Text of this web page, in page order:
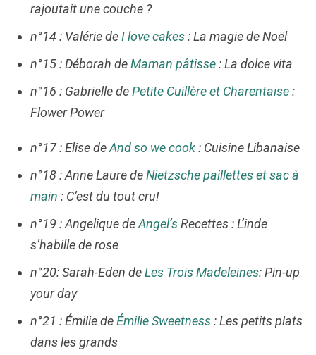
rajoutait une couche ?
n°14 : Valérie de I love cakes: La magie de Noël
n°15 : Déborah deMaman pâtisse: La dolce vita
n°16 : Gabrielle dePetite Cuillère et Charentaise:
Flower Power
n°17 : Elise deAnd so we cook: Cuisine Libanaise
n°18 : Anne Laure deNietzsche paillettes et sac à
main : C’est du tout cru!
n°19 : Angelique deAngel’sRecettes : L’inde
s’habille de rose
n°20: Sarah-Eden deLes Trois Madeleines: Pin-up
your day
n°21 : Émilie deÉmilie Sweetness: Les petits plats
dans les grands